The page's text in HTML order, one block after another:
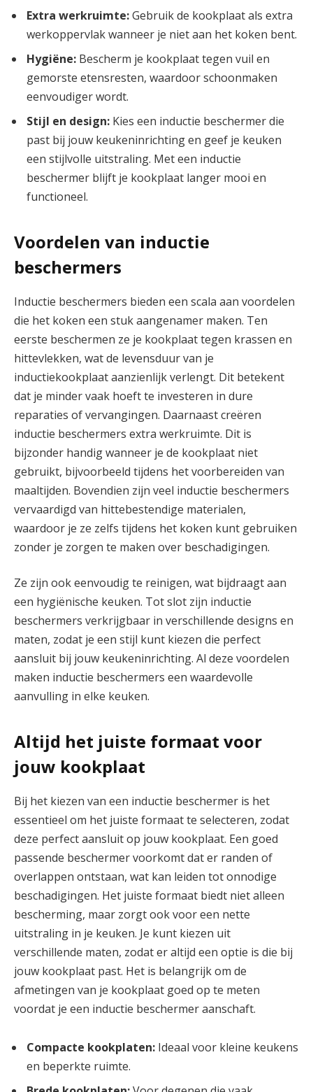
Extra werkruimte:Gebruik de kookplaat als extra
werkoppervlak wanneer je niet aan het koken bent.
Hygiëne: Bescherm je kookplaat tegen vuil en
gemorste etensresten, waardoor schoonmaken
eenvoudiger wordt.
Stijl en design: Kies een inductie beschermer die
past bij jouw keukeninrichting en geef je keuken
een stijlvolle uitstraling. Met een inductie
beschermer blijft je kookplaat langer mooi en
functioneel.
Voordelen van inductie
beschermers
Inductie beschermers bieden een scala aan voordelen
die het koken een stuk aangenamer maken. Ten
eerste beschermen ze je kookplaat tegen krassen en
hittevlekken, wat de levensduur van je
inductiekookplaat aanzienlijk verlengt. Dit betekent
dat je minder vaak hoeft te investeren in dure
reparaties of vervangingen. Daarnaast creëren
inductie beschermers extra werkruimte. Dit is
bijzonder handig wanneer je de kookplaat niet
gebruikt, bijvoorbeeld tijdens het voorbereiden van
maaltijden. Bovendien zijn veel inductie beschermers
vervaardigd van hittebestendige materialen,
waardoor je ze zelfs tijdens het koken kunt gebruiken
zonder je zorgen te maken over beschadigingen.
Ze zijn ook eenvoudig te reinigen, wat bijdraagt aan
een hygiënische keuken. Tot slot zijn inductie
beschermers verkrijgbaar in verschillende designs en
maten, zodat je een stijl kunt kiezen die perfect
aansluit bij jouw keukeninrichting. Al deze voordelen
maken inductie beschermers een waardevolle
aanvulling in elke keuken.
Altijd het juiste formaat voor
jouw kookplaat
Bij het kiezen van een inductie beschermer is het
essentieel om het juiste formaat te selecteren, zodat
deze perfect aansluit op jouw kookplaat. Een goed
passende beschermer voorkomt dat er randen of
overlappen ontstaan, wat kan leiden tot onnodige
beschadigingen. Het juiste formaat biedt niet alleen
bescherming, maar zorgt ook voor een nette
uitstraling in je keuken. Je kunt kiezen uit
verschillende maten, zodat er altijd een optie is die bij
jouw kookplaat past. Het is belangrijk om de
afmetingen van je kookplaat goed op te meten
voordat je een inductie beschermer aanschaft.
Compacte kookplaten: Ideaal voor kleine keukens
en beperkte ruimte.